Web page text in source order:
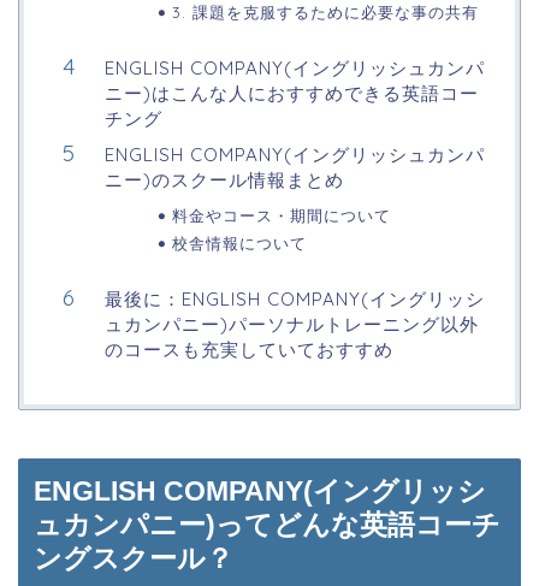
3. 課題を克服するために必要な事の共有
ENGLISH COMPANY(イングリッシュカンパ
ニー)はこんな人におすすめできる英語コー
チング
ENGLISH COMPANY(イングリッシュカンパ
ニー)のスクール情報まとめ
料金やコース・期間について
校舎情報について
最後に：ENGLISH COMPANY(イングリッシ
ュカンパニー)パーソナルトレーニング以外
のコースも充実していておすすめ
ENGLISH COMPANY(イングリッシ
ュカンパニー)ってどんな英語コーチ
ングスクール？